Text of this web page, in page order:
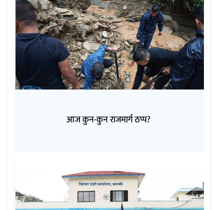
आज कुन-कुन राजमार्ग ठप्प?